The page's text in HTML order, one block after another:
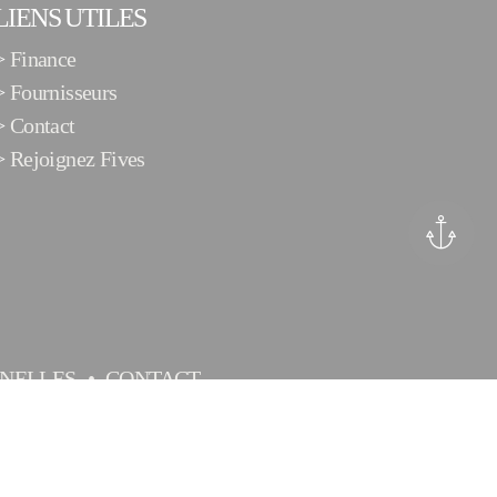
UTILES
Finance
Fournisseurs
Contact
Rejoignez Fives
CONTACT